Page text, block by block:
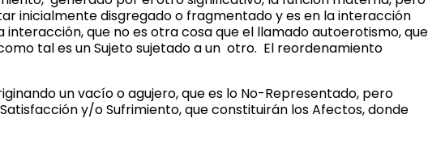
inicialmente disgregado o fragmentado y es en la interacción
que no es otra cosa que el llamado autoerotismo, que
tal es un Sujeto sujetado a un otro. El reordenamiento
un vacío o agujero, que es lo No-Representado, pero
y/o Sufrimiento, que constituirán los Afectos, donde